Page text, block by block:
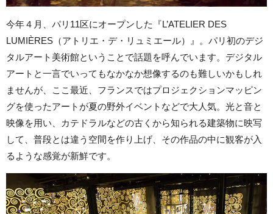
今年４月、パリ11区にオープンした『L’ATELIER DES
LUMIÈRES（アトリエ・デ・リュミエール）』。パリ初のデジ
タルアート美術館ということで話題を呼んでいます。デジタル
アートと一言でいってもなかなか想像するのも難しいかもしれ
ませんが、ここ最近、フランスではプロジェクションマッピン
グを使ったアートが夏の野外イベントなどで大人気。光と音と
映像を用い、カテドラルなどの古くから知られる建築物に映写
して、普段とは違う空間を作り上げ、その作品の中に観客が入
るような感覚が新鮮です。